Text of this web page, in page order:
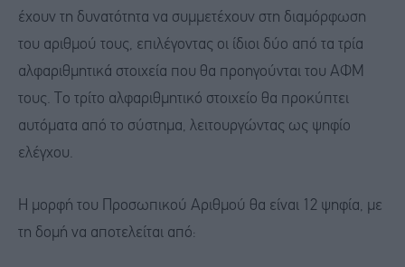
έχουν τη δυνατότητα να συμμετέχουν στη διαμόρφωση
του αριθμού τους, επιλέγοντας οι ίδιοι δύο από τα τρία
αλφαριθμητικά στοιχεία που θα προηγούνται του ΑΦΜ
τους. Το τρίτο αλφαριθμητικό στοιχείο θα προκύπτει
αυτόματα από το σύστημα, λειτουργώντας ως ψηφίο
ελέγχου.
Η μορφή του Προσωπικού Αριθμού θα είναι 12 ψηφία, με
τη δομή να αποτελείται από: